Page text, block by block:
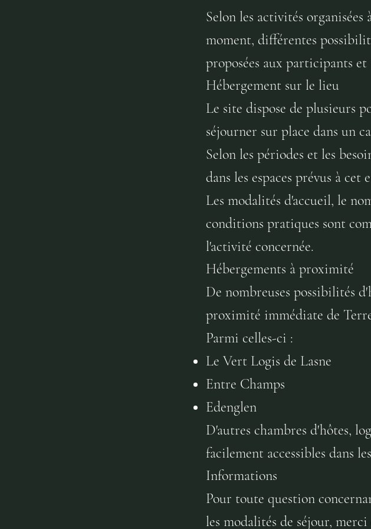
Selon les activités
moment, différentes
proposées aux participants
Hébergement sur le lieu
Le site dispose de plusieurs
séjourner sur place dans un
Selon les périodes et les
dans les espaces prévus à cet
Les modalités d'accueil, le
conditions pratiques sont
l'activité concernée.
Hébergements à proximité
De nombreuses possibilités
proximité immédiate de
Parmi celles-ci :
Le Vert Logis de Lasne
Entre Champs
Edenglen
D'autres chambres d'hôtes,
facilement accessibles dans
Informations
Pour toute question
les modalités de séjour,